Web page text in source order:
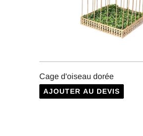
Cage d'oiseau dorée
AJOUTER AU DEVIS